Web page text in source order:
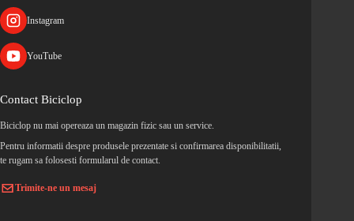
Instagram
YouTube
Contact Biciclop
Biciclop nu mai opereaza un magazin fizic sau un service.
Pentru informatii despre produsele prezentate si confirmarea disponibilitatii,
te rugam sa folosesti formularul de contact.
Trimite-ne un mesaj